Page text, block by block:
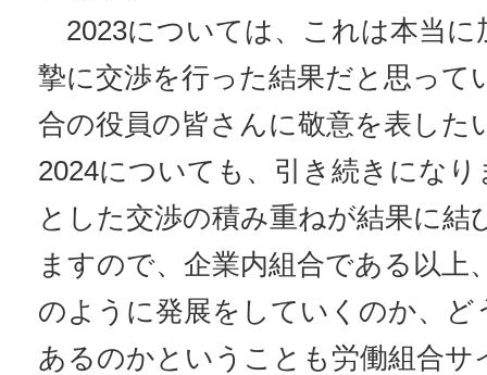
2023については、これは本当に
摯に交渉を行った結果だと思って
合の役員の皆さんに敬意を表した
2024についても、引き続きにな
とした交渉の積み重ねが結果に結
ますので、企業内組合である以上
のように発展をしていくのか、ど
あるのかということも労働組合サ